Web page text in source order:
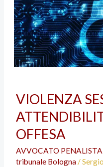
VIOLENZA
OFFESA
AVVOCATO PENALISTA
tribunale Bologna/